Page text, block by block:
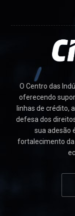
O Centro das
oferecendo
linhas de crédito,
defesa dos
sua adesão
fortalecimento da